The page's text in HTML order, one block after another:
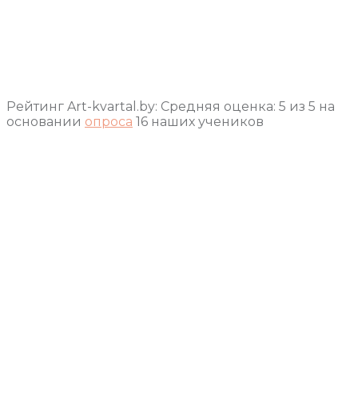
Рейтинг Art-kvartal.by: Средняя оценка: 5 из 5 на
основании опроса 16 наших учеников